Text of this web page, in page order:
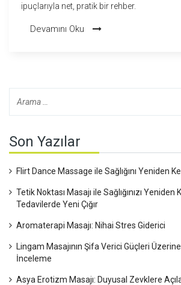
ipuçlarıyla net, pratik bir rehber.
Devamını Oku
Son Yazılar
Flirt Dance Massage ile Sağlığını Yeniden
Tetik Noktası Masajı ile Sağlığınızı
Tedavilerde Yeni Çığır
Aromaterapi Masajı: Nihai Stres Giderici
Lingam Masajının Şifa Verici Güçleri
İnceleme
Asya Erotizm Masajı: Duyusal Zevklere